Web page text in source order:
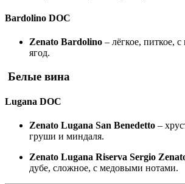
Bardolino DOC
Zenato Bardolino – лёгкое, питкое,
ягод.
Белые вина
Lugana DOC
Zenato Lugana San Benedetto –
груши и миндаля.
Zenato Lugana Riserva Sergio
дубе, сложное, с медовыми нотами.